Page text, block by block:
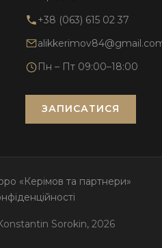
+38 (063) 615 02 37
Пн – Пт 09:00–18:00
ЗАПИСАТИСЯ
«Керімов та партнери»
Sorokin, 2026